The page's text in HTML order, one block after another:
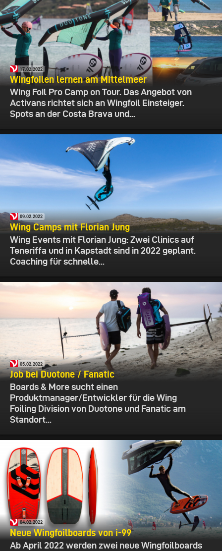
17.02.2022
Wingfoilen lernen am Mittelmeer
Wing Foil Pro Camp on Tour. Das Angebot von
Activans richtet sich an Wingfoil Einsteiger.
Spots an der Costa Brava und...
09.02.2022
Wing Camps mit Florian Jung
Wing Events mit Florian Jung: Zwei Clinics auf
Teneriffa und in Kapstadt sind in 2022 geplant.
Coaching für schnelle...
05.02.2022
Job bei Duotone / Fanatic
Boards & More sucht einen
Produktmanager/Entwickler für die Wing
Foiling Division von Duotone und Fanatic am
Standort...
04.02.2022
Neue Wingfoilboards von i-99
Ab April 2022 werden zwei neue Wingfoilboards